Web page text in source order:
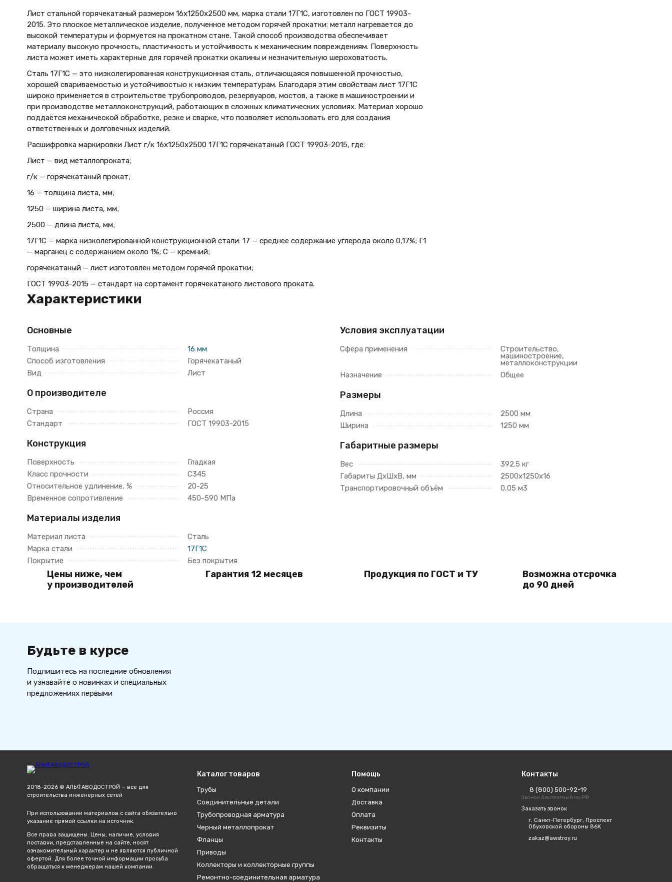
Лист стальной горячекатаный размером 16х1250х2500 мм, марка стали 17Г1С, изготовлен по ГОСТ 19903-
2015. Это плоское металлическое изделие, полученное методом горячей прокатки: металл нагревается до
высокой температуры и формуется на прокатном стане. Такой способ производства обеспечивает
материалу высокую прочность, пластичность и устойчивость к механическим повреждениям. Поверхность
листа может иметь характерные для горячей прокатки окалины и незначительную шероховатость.
Сталь 17Г1С — это низколегированная конструкционная сталь, отличающаяся повышенной прочностью,
хорошей свариваемостью и устойчивостью к низким температурам. Благодаря этим свойствам лист 17Г1С
широко применяется в строительстве трубопроводов, резервуаров, мостов, а также в машиностроении и
при производстве металлоконструкций, работающих в сложных климатических условиях. Материал хорошо
поддаётся механической обработке, резке и сварке, что позволяет использовать его для создания
ответственных и долговечных изделий.
Расшифровка маркировки Лист г/к 16х1250x2500 17Г1С горячекатаный ГОСТ 19903-2015, где:
Лист — вид металлопроката;
г/к — горячекатаный прокат;
16 — толщина листа, мм;
1250 — ширина листа, мм;
2500 — длина листа, мм;
17Г1С — марка низколегированной конструкционной стали: 17 — среднее содержание углерода около 0,17%; Г1
— марганец с содержанием около 1%; С — кремний;
горячекатаный — лист изготовлен методом горячей прокатки;
ГОСТ 19903-2015 — стандарт на сортамент горячекатаного листового проката.
Характеристики
Основные
Толщина
16 мм
Способ изготовления
Горячекатаный
Вид
Лист
О производителе
Страна
Россия
Стандарт
ГОСТ 19903-2015
Конструкция
Поверхность
Гладкая
Класс прочности
С345
Относительное удлинение, %
20-25
Временное сопротивление
450-590 МПа
Материалы изделия
Материал листа
Сталь
Марка стали
17Г1С
Покрытие
Без покрытия
Условия эксплуатации
Сфера применения Строительство,
машиностроение,
металлоконструкции
Назначение
Общее
Размеры
Длина
2500 мм
Ширина
1250 мм
Габаритные размеры
Вес
392.5 кг
Габариты ДхШхВ, мм
2500х1250х16
Транспортировочный объём
0,05 м3
Цены ниже, чем
у производителей
Гарантия 12 месяцев Продукция по ГОСТ и ТУ
Возможна отсрочка
до 90 дней
Будьте в курсе
Подпишитесь на последние обновления
и узнавайте о новинках и специальных
предложениях первыми
2018-2026 © АЛЬФАВОДОСТРОЙ — все для
строительства инженерных сетей
При использовании материалов с сайта обязательно
указание прямой ссылки на источник.
Все права защищены. Цены, наличие, условия
поставки, представленные на сайте, носят
ознакомительный характер и не являются публичной
офертой. Для более точной информации просьба
обращаться к менеджерам нашей компании.
Каталог товаров
Трубы
Соединительные детали
Трубопроводная арматура
Черный металлопрокат
Фланцы
Приводы
Коллекторы и коллекторные группы
Ремонтно-соединительная арматура
Помощь
О компании
Доставка
Оплата
Реквизиты
Контакты
Контакты
8 (800) 500-92-19
Звонок бесплатный по РФ
Заказать звонок
г. Санкт-Петербург, Проспект
Обуховской обороны 86К
zakaz@awstroy.ru